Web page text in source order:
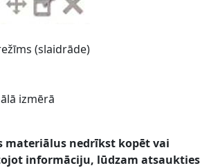
(slaidrāde)
izmērā
materiālus nedrīkst kopēt vai
informāciju, lūdzam atsaukties